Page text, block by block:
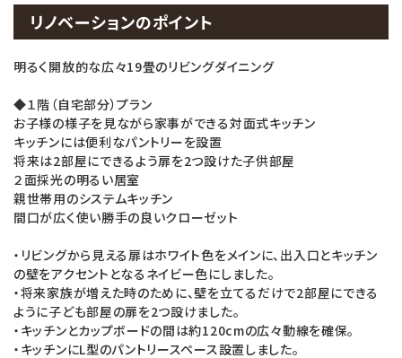
リノベーションのポイント
明るく開放的な広々19畳のリビングダイニング
◆１階（自宅部分）プラン
お子様の様子を見ながら家事ができる対面式キッチン
キッチンには便利なパントリーを設置
将来は2部屋にできるよう扉を2つ設けた子供部屋
２面採光の明るい居室
親世帯用のシステムキッチン
間口が広く使い勝手の良いクローゼット
・リビングから見える扉はホワイト色をメインに、出入口とキッチン
の壁をアクセントとなるネイビー色にしました。
・将来家族が増えた時のために、壁を立てるだけで2部屋にできる
ように子ども部屋の扉を2つ設けました。
・キッチンとカップボードの間は約120cmの広々動線を確保。
・キッチンにL型のパントリースペース設置しました。